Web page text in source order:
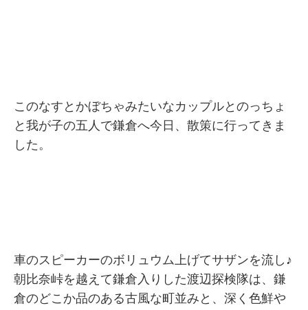
このなすとかぼちゃみたいなカップルとのっちょ
と我が子の五人で鎌倉へ今日、散策に行ってきま
した。
車のスピーカーのボリュウム上げてサザンを流し♪
朝比奈峠を越えて鎌倉入りした渡辺探検隊は、鎌
倉のどこか品のある古風な町並みと、深く色鮮や